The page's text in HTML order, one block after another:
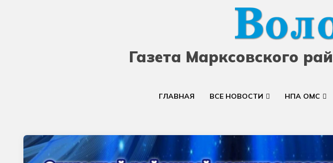
Газета Марксовского
ГЛАВНАЯ ВСЕ НОВОСТИ НПА ОМС